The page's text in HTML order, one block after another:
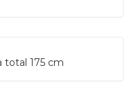
total 175 cm